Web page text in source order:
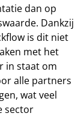
dan op
Dankzij
is dit niet
met het
in staat om
alle partners
wat veel
sector